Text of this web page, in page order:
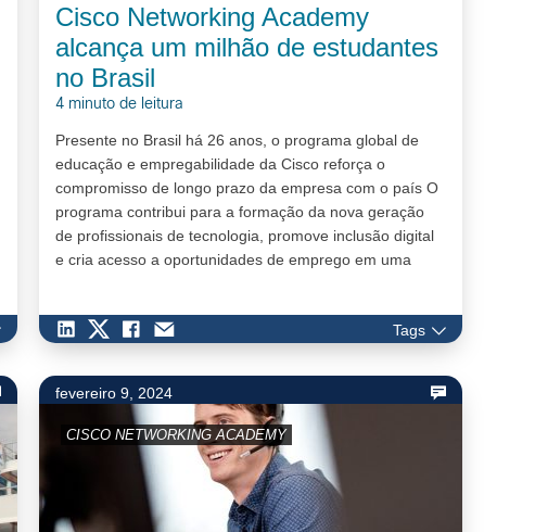
Cisco Networking Academy
alcança um milhão de estudantes
no Brasil
4 minuto de leitura
Presente no Brasil há 26 anos, o programa global de
educação e empregabilidade da Cisco reforça o
compromisso de longo prazo da empresa com o país O
programa contribui para a formação da nova geração
de profissionais de tecnologia, promove inclusão digital
e cria acesso a oportunidades de emprego em uma
Tags
fevereiro 9, 2024
CISCO NETWORKING ACADEMY